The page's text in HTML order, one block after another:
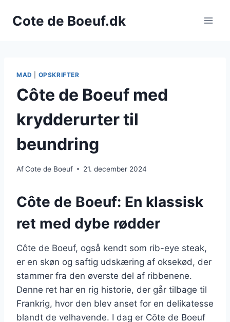
Cote de Boeuf.dk
MAD OPSKRIFTER
Côte de Boeuf med
krydderurter til
beundring
AfCote de Boeuf 21. december 2024
Côte de Boeuf: En klassisk
ret med dybe rødder
Côte de Boeuf, også kendt som rib-eye steak,
er en skøn og saftig udskæring af oksekød, der
stammer fra den øverste del af ribbenene.
Denne ret har en rig historie, der går tilbage til
Frankrig, hvor den blev anset for en delikatesse
blandt de velhavende. I dag er Côte de Boeuf